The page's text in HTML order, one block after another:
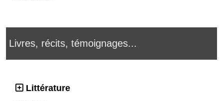
Livres, récits, témoignages...
Littérature